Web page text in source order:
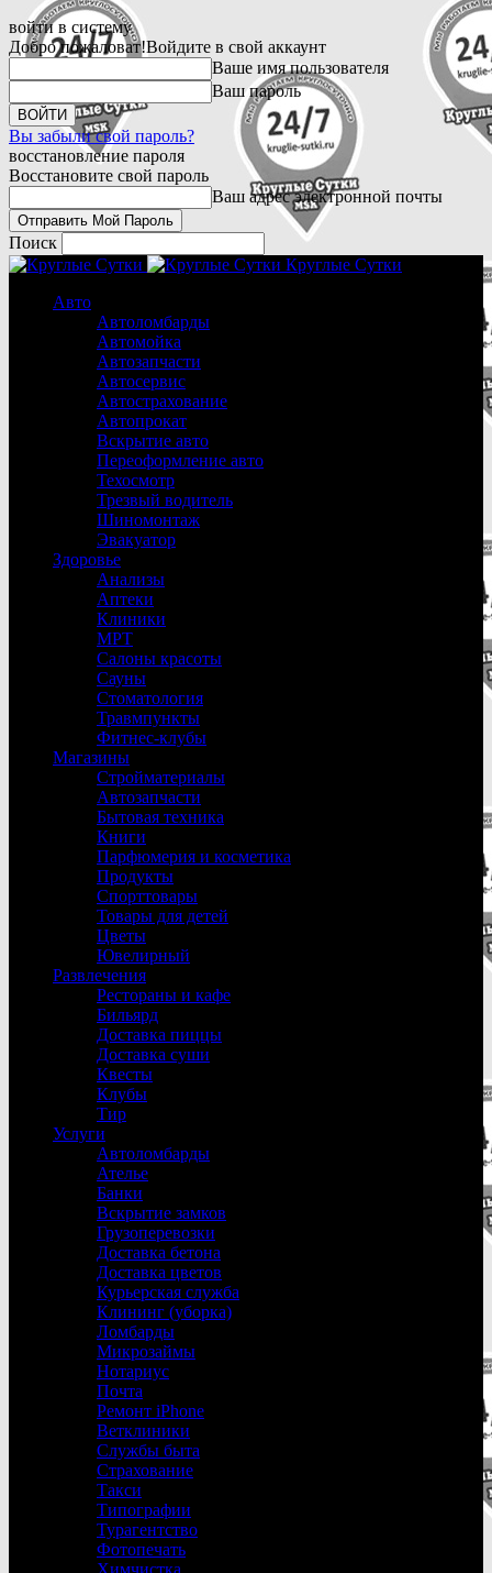
войти в систему
Добро пожаловат!Войдите в свой аккаунт
Ваше имя пользователя
Ваш пароль
Вы забыли свой пароль?
восстановление пароля
Восстановите свой пароль
Ваш адрес электронной почты
Поиск
Круглые Сутки
Авто
Автоломбарды
Автомойка
Автозапчасти
Автосервис
Автострахование
Автопрокат
Вскрытие авто
Переоформление авто
Техосмотр
Трезвый водитель
Шиномонтаж
Эвакуатор
Здоровье
Анализы
Аптеки
Клиники
МРТ
Салоны красоты
Сауны
Стоматология
Травмпункты
Фитнес-клубы
Магазины
Стройматериалы
Автозапчасти
Бытовая техника
Книги
Парфюмерия и косметика
Продукты
Спорттовары
Товары для детей
Цветы
Ювелирный
Развлечения
Рестораны и кафе
Бильярд
Доставка пиццы
Доставка суши
Квесты
Клубы
Тир
Услуги
Автоломбарды
Ателье
Банки
Вскрытие замков
Грузоперевозки
Доставка бетона
Доставка цветов
Курьерская служба
Клининг (уборка)
Ломбарды
Микрозаймы
Нотариус
Почта
Ремонт iPhone
Ветклиники
Службы быта
Страхование
Такси
Типографии
Турагентство
Фотопечать
Химчистка